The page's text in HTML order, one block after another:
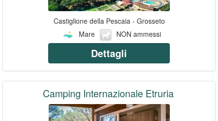
Castiglione della Pescaia - Grosseto
Mare
NON ammessi
Dettagli
Camping Internazionale Etruria